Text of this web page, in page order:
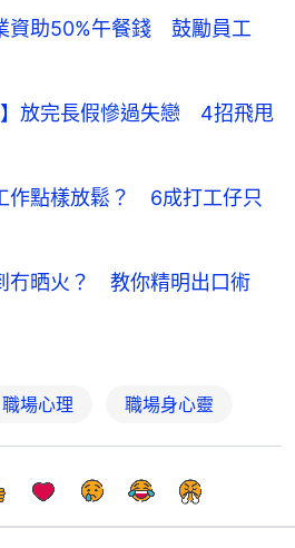
資助50%午餐錢 鼓勵員工
】放完長假慘過失戀 4招飛甩
作點樣放鬆？ 6成打工仔只
冇晒火？ 教你精明出口術
職場心理 職場身心靈